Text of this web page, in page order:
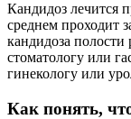
Кандидоз лечится
среднем проходит
кандидоза полости
стоматологу или
гинекологу или
Как понять,